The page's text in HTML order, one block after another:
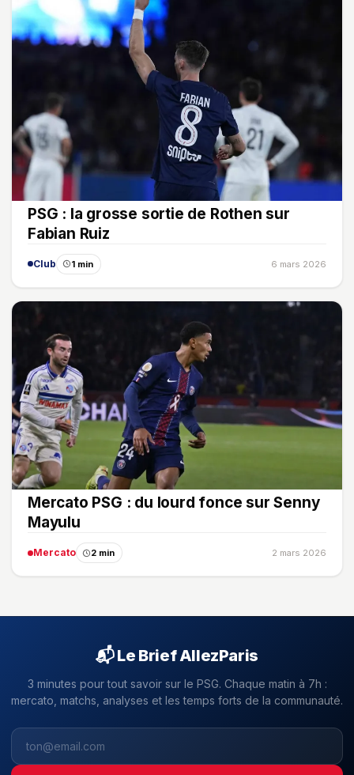
PSG : la grosse sortie de Rothen sur
Fabian Ruiz
Club 1 min 6 mars 2026
Mercato PSG : du lourd fonce sur Senny
Mayulu
Mercato 2 min 2 mars 2026
📬 Le Brief AllezParis
3 minutes pour tout savoir sur le PSG. Chaque matin à 7h :
mercato, matchs, analyses et les temps forts de la communauté.